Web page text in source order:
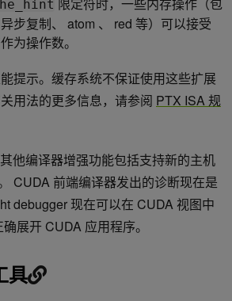
步复制、 atom 、 red 等）可以接受
为操作数。
提示。缓存系统不保证使用这些扩展
用法的更多信息，请参阅 PTX ISA 规
他编译器增强功能包括支持新的主机
CUDA 前端编译器发出的诊断现在是
debugger 现在可以在 CUDA 视图中
展开 CUDA 应用程序。
具